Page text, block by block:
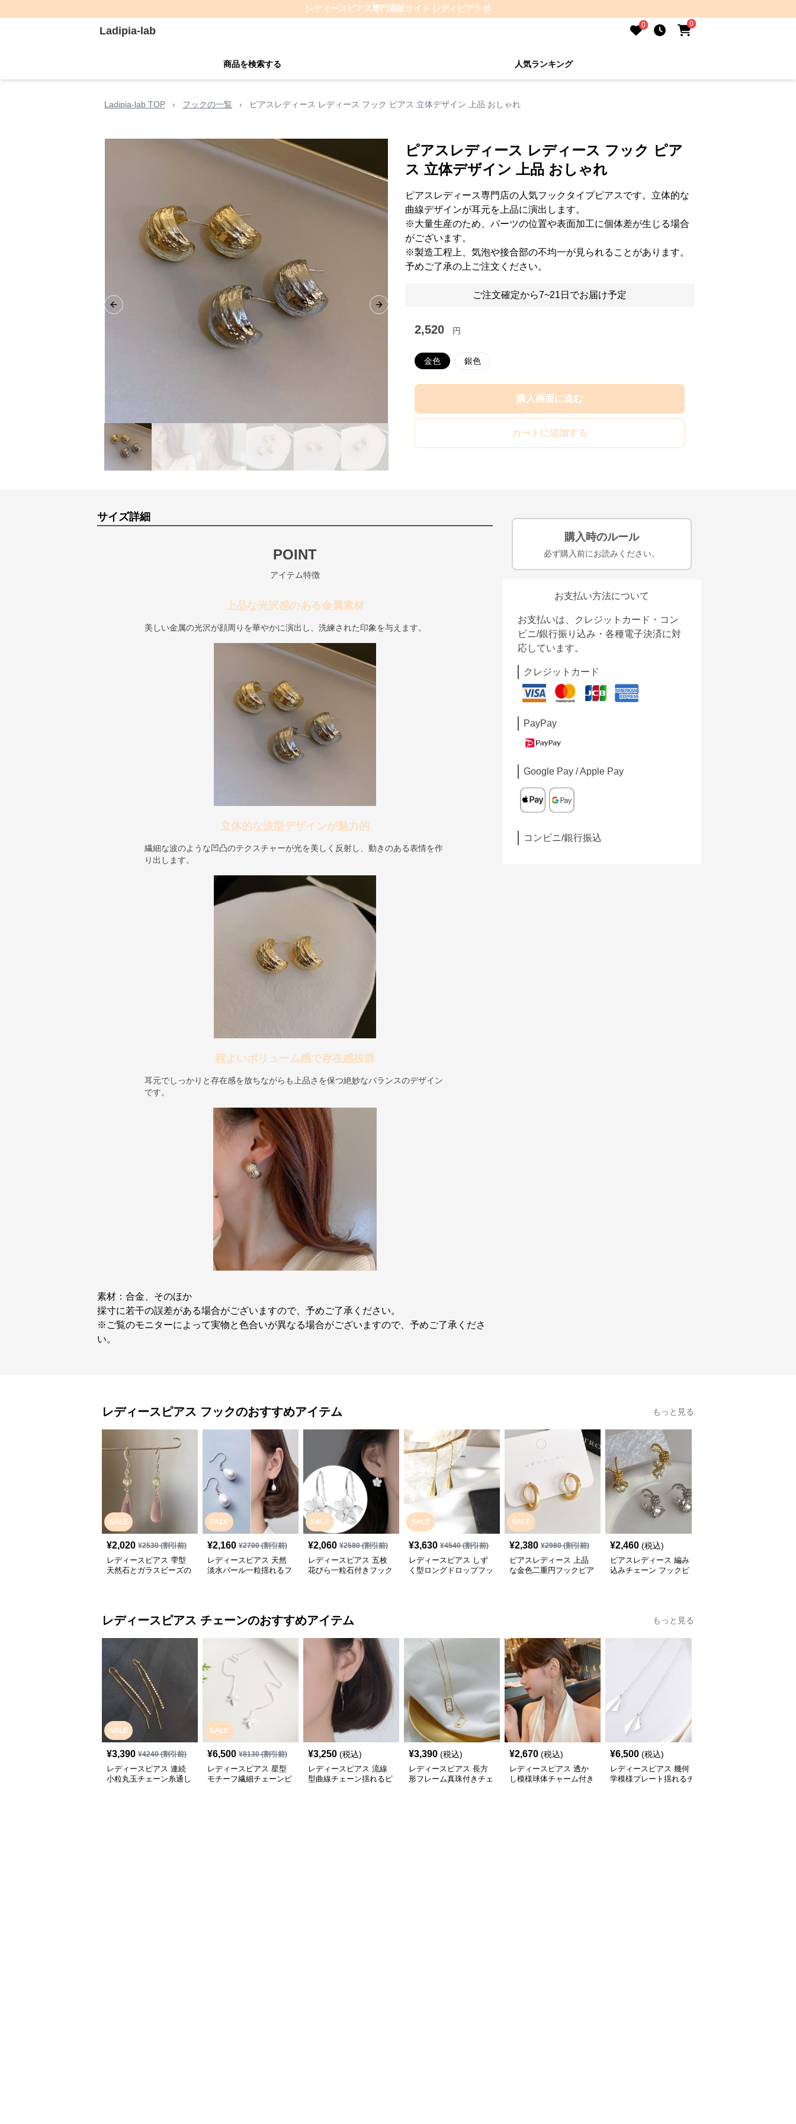
レディースピアス専門通販サイト レディピアラボ
Ladipia-lab 0 0
商品を検索する 人気ランキング
Ladipia-lab TOP › フックの一覧 › ピアスレディース レディース フック ピアス 立体デザイン 上品 おしゃれ
Previous slide Next slide
ピアスレディース レディース フック ピア
ス 立体デザイン 上品 おしゃれ
ピアスレディース専門店の人気フックタイプピアスです。立体的な
曲線デザインが耳元を上品に演出します。
※大量生産のため、パーツの位置や表面加工に個体差が生じる場合
がございます。
※製造工程上、気泡や接合部の不均一が見られることがあります。
予めご了承の上ご注文ください。
ご注文確定から7~21日でお届け予定
2,520 円
金色 銀色
購入画面に進む
カートに追加する
サイズ詳細
POINT
アイテム特徴
上品な光沢感のある金属素材
美しい金属の光沢が顔周りを華やかに演出し、洗練された印象を与えます。
立体的な波型デザインが魅力的
繊細な波のような凹凸のテクスチャーが光を美しく反射し、動きのある表情を作
り出します。
程よいボリューム感で存在感抜群
耳元でしっかりと存在感を放ちながらも上品さを保つ絶妙なバランスのデザイン
です。
素材：合金、そのほか
採寸に若干の誤差がある場合がございますので、予めご了承ください。
※ご覧のモニターによって実物と色合いが異なる場合がございますので、予めご了承くださ
い。
購入時のルール
必ず購入前にお読みください。
お支払い方法について
お支払いは、クレジットカード・コン
ビニ/銀行振り込み・各種電子決済に対
応しています。
クレジットカード
PayPay
Google Pay / Apple Pay
コンビニ/銀行振込
レディースピアス フックのおすすめアイテム もっと見る
SALE
¥2,020 ¥2530(割引前)
レディースピアス 雫型
天然石とガラスビーズの
SALE
¥2,160 ¥2700(割引前)
レディースピアス 天然
淡水パール一粒揺れるフ
SALE
¥2,060 ¥2580(割引前)
レディースピアス 五枚
花びら一粒石付きフック
SALE
¥3,630 ¥4540(割引前)
レディースピアス しず
く型ロングドロップフッ
SALE
¥2,380 ¥2980(割引前)
ピアスレディース 上品
な金色二重円フックピア
¥2,460 (税込)
ピアスレディース 編み
込みチェーン フックピ
レディースピアス チェーンのおすすめアイテム もっと見る
SALE
¥3,390 ¥4240(割引前)
レディースピアス 連続
小粒丸玉チェーン糸通し
SALE
¥6,500 ¥8130(割引前)
レディースピアス 星型
モチーフ繊細チェーンピ
¥3,250 (税込)
レディースピアス 流線
型曲線チェーン揺れるピ
¥3,390 (税込)
レディースピアス 長方
形フレーム真珠付きチェ
¥2,670 (税込)
レディースピアス 透か
し模様球体チャーム付き
¥6,500 (税込)
レディースピアス 幾何
学模様プレート揺れるチ